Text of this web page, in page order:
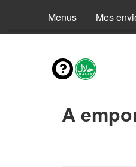
Menus Mes
A